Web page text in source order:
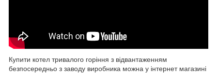
Купити котел тривалого горіння з відвантаженням
безпосередньо з заводу виробника можна у інтернет магазині